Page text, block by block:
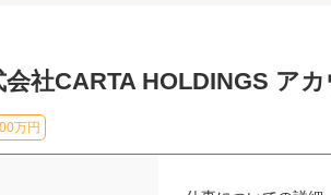
会社CARTA HOLDINGS ア
万円